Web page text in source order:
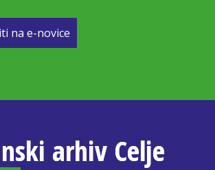
na e-novice
arhiv Celje